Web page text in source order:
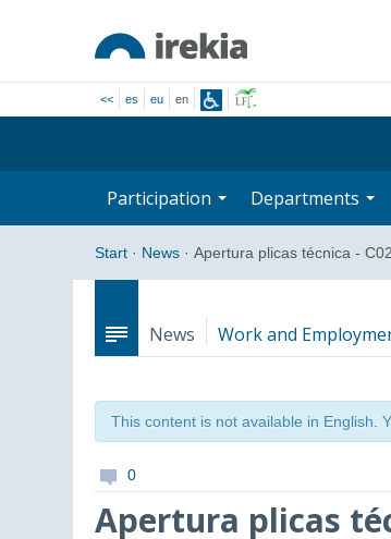
<< es eu en
Participation Departments
Start · News · Apertura plicas técnica -
News Work and
This content is not available in English.
0
Apertura plicas